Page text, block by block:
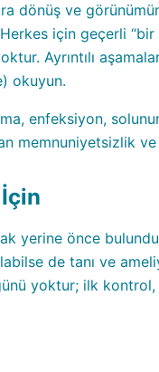
dönüş ve
için geçerli
Ayrıntılı
okuyun.
enfeksiyon,
memnuniyetsizlik
yerine önce
de tanı ve
yoktur; ilk